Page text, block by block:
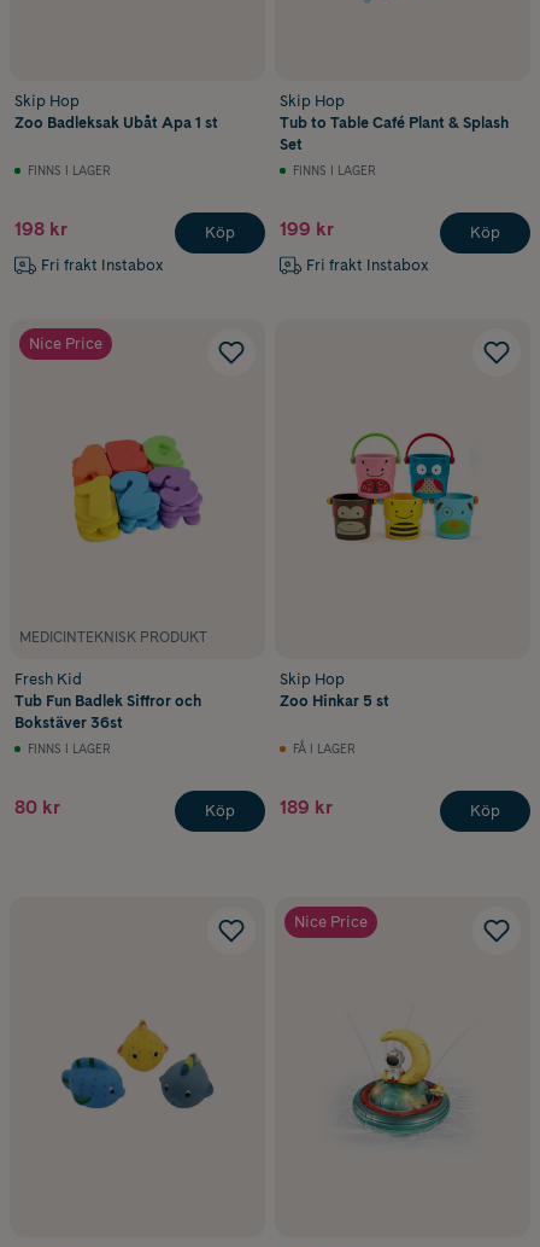
Skip Hop
Zoo Badleksak Ubåt Apa 1 st
FINNS I LAGER
198 kr
Fri frakt Instabox
Köp
Skip Hop
Tub to Table Café Plant & Splash
Set
FINNS I LAGER
199 kr
Fri frakt Instabox
Köp
Nice Price
MEDICINTEKNISK PRODUKT
Fresh Kid
Tub Fun Badlek Siffror och
Bokstäver 36st
FINNS I LAGER
80 kr Köp
Skip Hop
Zoo Hinkar 5 st
FÅ I LAGER
189 kr Köp
Nice Price